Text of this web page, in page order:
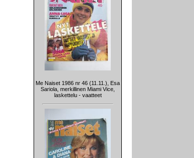
Me Naiset 1986 nr 46 (11.11.), Esa
Sariola, merkillinen Miami Vice,
laskettelu - vaatteet